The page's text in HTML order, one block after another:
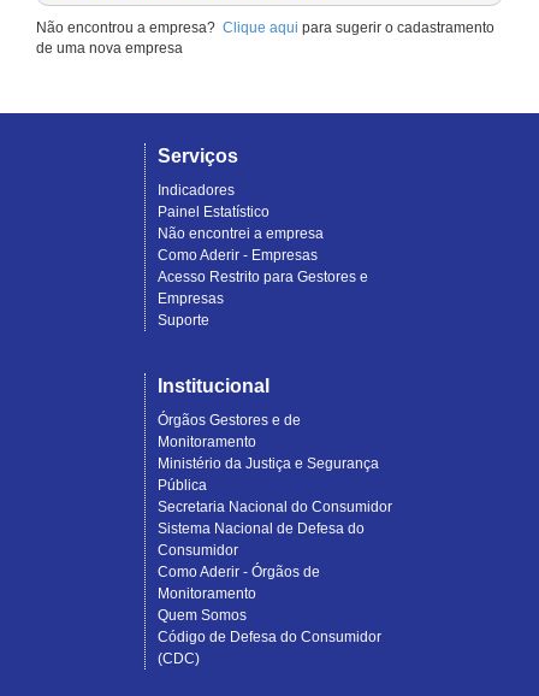
Não encontrou a empresa? Clique aqui para sugerir o cadastramento
de uma nova empresa
Serviços
Indicadores
Painel Estatístico
Não encontrei a empresa
Como Aderir - Empresas
Acesso Restrito para Gestores e
Empresas
Suporte
Institucional
Órgãos Gestores e de
Monitoramento
Ministério da Justiça e Segurança
Pública
Secretaria Nacional do Consumidor
Sistema Nacional de Defesa do
Consumidor
Como Aderir - Órgãos de
Monitoramento
Quem Somos
Código de Defesa do Consumidor
(CDC)